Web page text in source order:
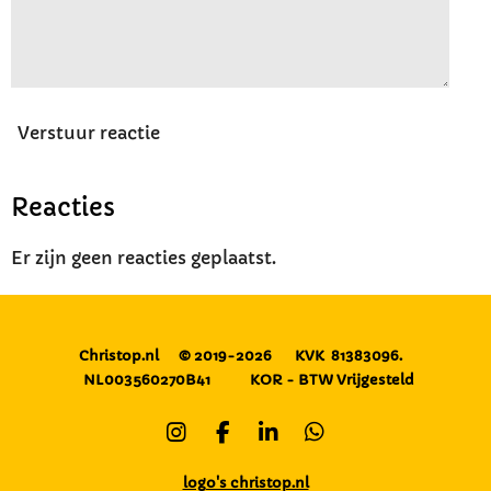
Verstuur reactie
Reacties
Er zijn geen reacties geplaatst.
Christop.nl © 2019-2026
KVK 81383096.
NL003560270B41 KOR - BTW Vrijgesteld
I
F
c
L
n
W
logo's christop.nl